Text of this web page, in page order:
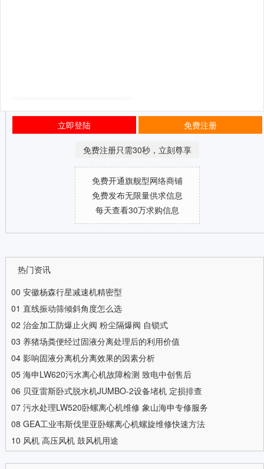
立即登陆 免费注册
免费注册只需30秒，立刻尊享
免费开通旗舰型网络商铺
免费发布无限量供求信息
每天查看30万求购信息
热门资讯
00 安徽杨森行星减速机精密型
01 直线振动筛倾斜角度怎么选
02 治金加工防爆止火阀 粉尘隔爆阀 自锁式
03 养猪场粪便经过固液分离处理后的利用价值
04 影响固液分离机分离效果的因素分析
05 海申LW620污水离心机故障检测 致电中创售后
06 贝亚雷斯卧式脱水机JUMBO-2设备堵机 定损排查
07 污水处理LW520卧螺离心机维修 象山海申专修服务
08 GEA工业韦斯伐里亚卧螺离心机螺旋维修快速方法
10 风机 高压风机 鼓风机用途